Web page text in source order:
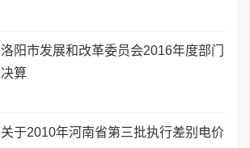
洛阳市发展和改革委员会2016年度部门
决算
关于2010年河南省第三批执行差别电价